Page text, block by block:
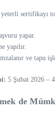
sertifikayı
yapar.
yapılır.
ve tapu
5 Şubat 2026 –
de